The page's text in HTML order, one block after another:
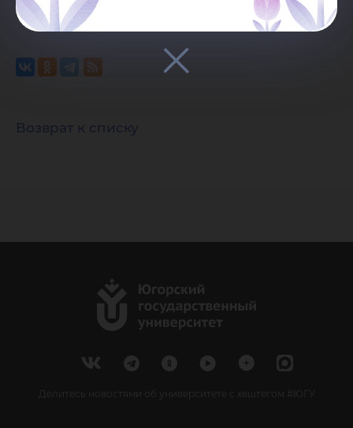
Возврат к списку
Делитесь новостями об университете с хештегом #ЮГУ